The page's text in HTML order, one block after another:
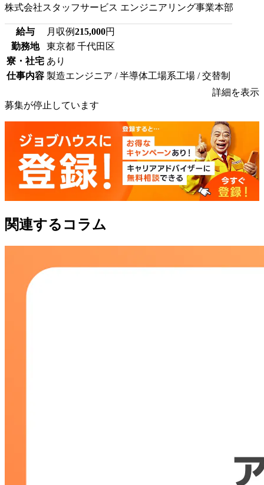
株式会社スタッフサービス エンジニアリング事業本部
給与 月収例215,000円
勤務地
東京都 千代田区
寮・社宅 あり
仕事内容 製造エンジニア / 半導体工場系工場 / 交替制
詳細を表示
募集が停止しています
関連するコラム